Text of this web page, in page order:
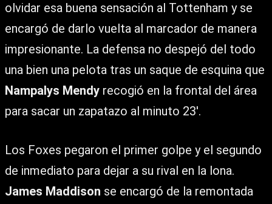
olvidar esa buena sensación al Tottenham y se
encargó de darlo vuelta al marcador de manera
impresionante. La defensa no despejó del todo
una bien una pelota tras un saque de esquina que
Nampalys Mendy recogió en la frontal del área
para sacar un zapatazo al minuto 23′.
Los Foxes pegaron el primer golpe y el segundo
de inmediato para dejar a su rival en la lona.
James Maddison se encargó de la remontada